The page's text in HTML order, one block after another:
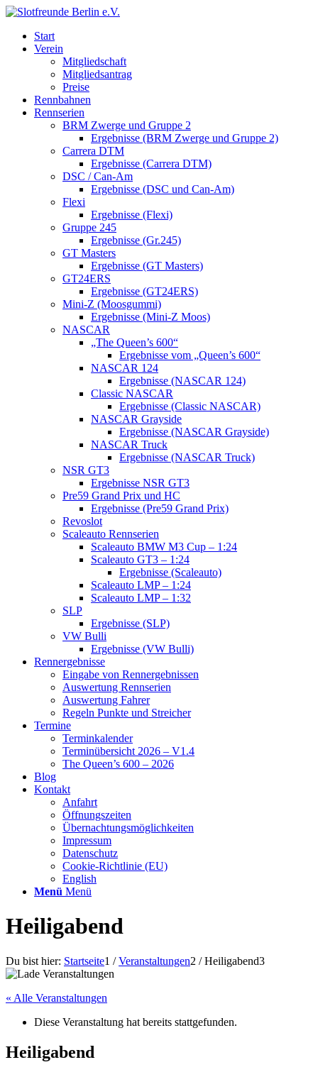
Start
Verein
Mitgliedschaft
Mitgliedsantrag
Preise
Rennbahnen
Rennserien
BRM Zwerge und Gruppe 2
Ergebnisse (BRM Zwerge und Gruppe 2)
Carrera DTM
Ergebnisse (Carrera DTM)
DSC / Can-Am
Ergebnisse (DSC und Can-Am)
Flexi
Ergebnisse (Flexi)
Gruppe 245
Ergebnisse (Gr.245)
GT Masters
Ergebnisse (GT Masters)
GT24ERS
Ergebnisse (GT24ERS)
Mini-Z (Moosgummi)
Ergebnisse (Mini-Z Moos)
NASCAR
„The Queen’s 600“
Ergebnisse vom „Queen’s 600“
NASCAR 124
Ergebnisse (NASCAR 124)
Classic NASCAR
Ergebnisse (Classic NASCAR)
NASCAR Grayside
Ergebnisse (NASCAR Grayside)
NASCAR Truck
Ergebnisse (NASCAR Truck)
NSR GT3
Ergebnisse NSR GT3
Pre59 Grand Prix und HC
Ergebnisse (Pre59 Grand Prix)
Revoslot
Scaleauto Rennserien
Scaleauto BMW M3 Cup – 1:24
Scaleauto GT3 – 1:24
Ergebnisse (Scaleauto)
Scaleauto LMP – 1:24
Scaleauto LMP – 1:32
SLP
Ergebnisse (SLP)
VW Bulli
Ergebnisse (VW Bulli)
Rennergebnisse
Eingabe von Rennergebnissen
Auswertung Rennserien
Auswertung Fahrer
Regeln Punkte und Streicher
Termine
Terminkalender
Terminübersicht 2026 – V1.4
The Queen’s 600 – 2026
Blog
Kontakt
Anfahrt
Öffnungszeiten
Übernachtungsmöglichkeiten
Impressum
Datenschutz
Cookie-Richtlinie (EU)
English
Menü Menü
Heiligabend
Du bist hier: Startseite1 / Veranstaltungen2 / Heiligabend3
« Alle Veranstaltungen
Diese Veranstaltung hat bereits stattgefunden.
Heiligabend